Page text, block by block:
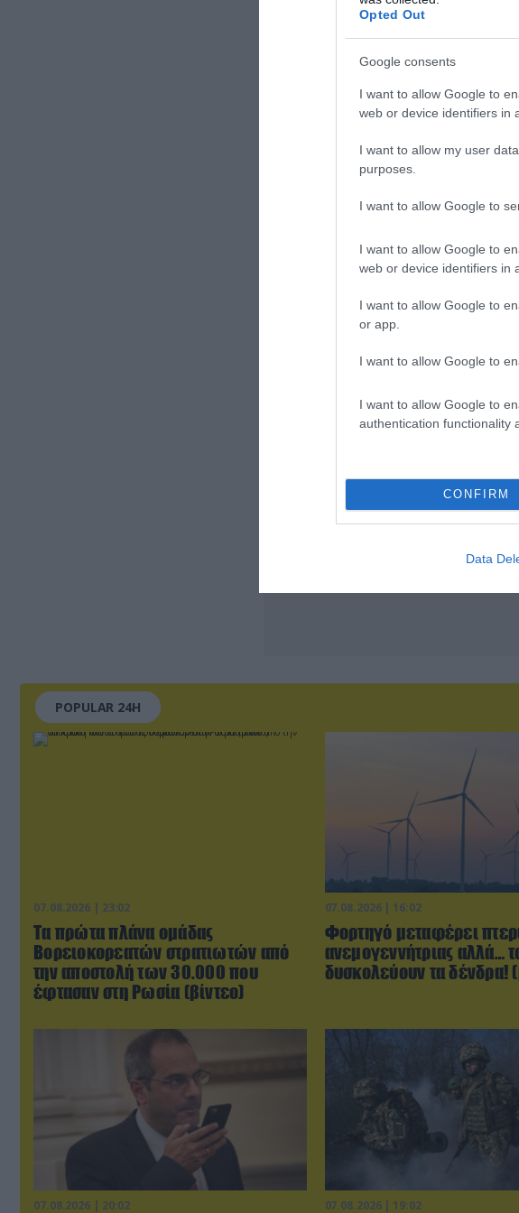
Opted Out
Google consents
I want to allow Google to
web or device identifiers in
I want to allow my user
purposes.
I want to allow Google to
I want to allow Google to
web or device identifiers in
I want to allow Google to
or app.
I want to allow Google to
I want to allow Google to
authentication functionality
CONFIRM
Data
ΝΟΒΟΠΑΒΛΟΦΚΑ ΟΥΚΡΑΝΟΙ
ΣΧΟΛΙΑΣΤΕ ΤΟ ΑΡΘΡΟ
POPULAR 24H
07.08.2026 | 23:02
Τα πρώτα πλάνα ομάδας
Βορειοκορεατών στρατιωτών από
την αποστολή των 30.000 που
έφτασαν στη Ρωσία (βίντεο)
07.08.2026 | 16:02
Φορτηγό μεταφέρει
ανεμογεννήτριας αλλά…
δυσκολεύουν τα δένδρα!
07.08.2026 | 20:02 07.08.2026 | 19:02